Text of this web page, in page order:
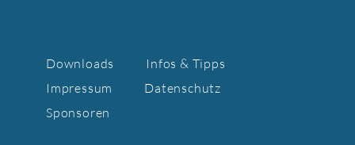
Downloads
Infos & Tipps
Impressum
Datenschutz
Sponsoren